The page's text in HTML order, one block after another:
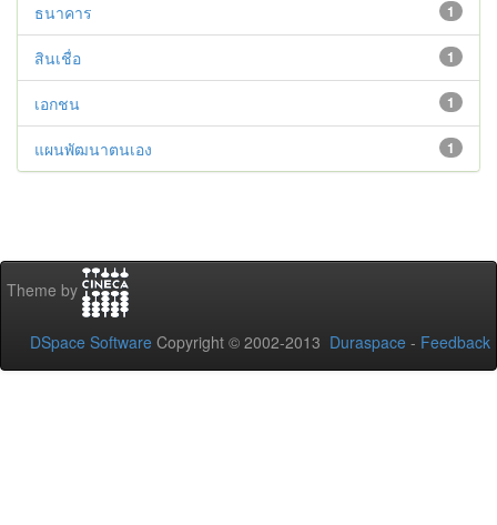
1
ธนาคาร
1
สินเชื่อ
1
เอกชน
1
แผนพัฒนาตนเอง
Theme by
DSpace Software Copyright © 2002-2013 Duraspace - Feedback